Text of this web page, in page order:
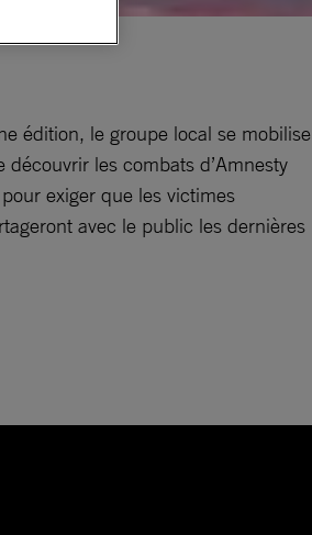
édition, le groupe local se mobilise
les combats d’Amnesty
exiger que les victimes
avec le public les dernières